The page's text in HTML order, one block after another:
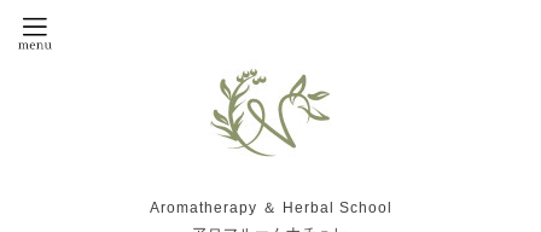
Aromatherapy ＆ Herbal School